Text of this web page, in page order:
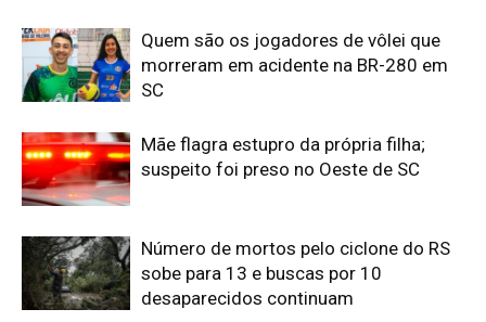
Quem são os jogadores de vôlei que
morreram em acidente na BR-280 em
SC
Mãe flagra estupro da própria filha;
suspeito foi preso no Oeste de SC
Número de mortos pelo ciclone do RS
sobe para 13 e buscas por 10
desaparecidos continuam